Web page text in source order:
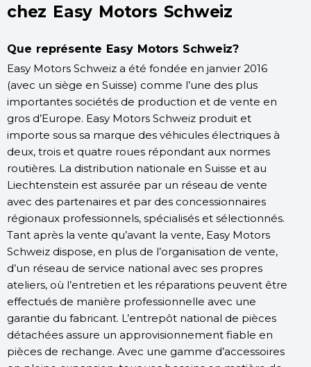
chez Easy Motors Schweiz
Que représente Easy Motors Schweiz?
Easy Motors Schweiz a été fondée en janvier 2016
(avec un siège en Suisse) comme l’une des plus
importantes sociétés de production et de vente en
gros d’Europe. Easy Motors Schweiz produit et
importe sous sa marque des véhicules électriques à
deux, trois et quatre roues répondant aux normes
routières. La distribution nationale en Suisse et au
Liechtenstein est assurée par un réseau de vente
avec des partenaires et par des concessionnaires
régionaux professionnels, spécialisés et sélectionnés.
Tant après la vente qu’avant la vente, Easy Motors
Schweiz dispose, en plus de l’organisation de vente,
d’un réseau de service national avec ses propres
ateliers, où l’entretien et les réparations peuvent être
effectués de manière professionnelle avec une
garantie du fabricant. L’entrepôt national de pièces
détachées assure un approvisionnement fiable en
pièces de rechange. Avec une gamme d’accessoires